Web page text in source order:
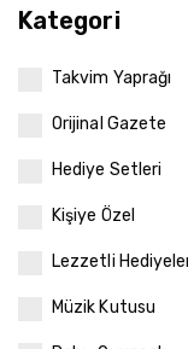
Kategori
Takvim Yaprağı
Orijinal Gazete
Hediye Setleri
Kişiye Özel
Lezzetli
Müzik Kutusu